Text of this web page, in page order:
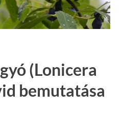
(Lonicera
bemutatása